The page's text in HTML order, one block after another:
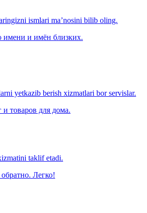
ismlari ma’nosini bilib oling.
имени и имён близких.
yetkazib berish xizmatlari bor servislar.
товаров для дома.
taklif etadi.
Легко!